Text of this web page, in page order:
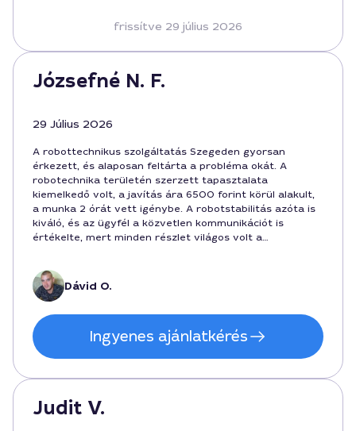
frissítve 29 július 2026
Józsefné N. F.
29 Július 2026
A robottechnikus szolgáltatás Szegeden gyorsan
érkezett, és alaposan feltárta a probléma okát. A
robotechnika területén szerzett tapasztalata
kiemelkedő volt, a javítás ára 6500 forint körül alakult,
a munka 2 órát vett igénybe. A robotstabilitás azóta is
kiváló, és az ügyfél a közvetlen kommunikációt is
értékelte, mert minden részlet világos volt a
Dávid O.
Ingyenes ajánlatkérés
Judit V.